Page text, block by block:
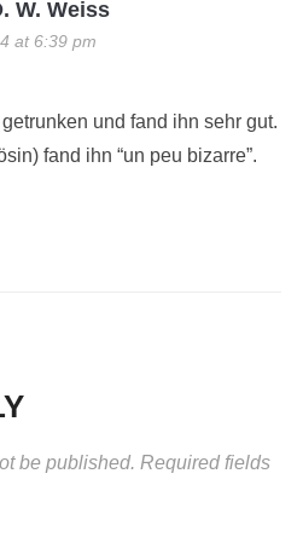
W. Weiss
at 6:39 pm
und fand ihn sehr gut.
fand ihn “un peu bizarre”.
be published. Required fields